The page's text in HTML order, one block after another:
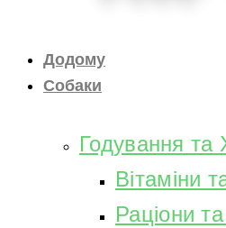
Додому
Собаки
Годування та
Вітаміни
Раціони